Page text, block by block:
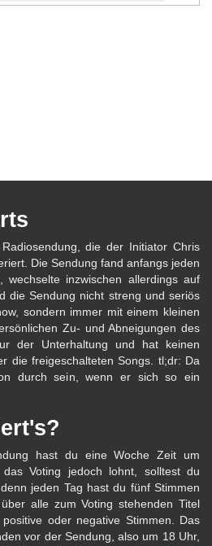
die der Initiator Chris
Die Sendung fand anfangs jeden
inzwischen allerdings auf
die Sendung nicht streng und seriös
sondern immer mit einem kleinen
Zu- und Abneigungen des
der Unterhaltung und hat keinen
die freigeschalteten Songs. tl;dr: Da
durch sein, wenn er sich so ein
hast du eine Woche Zeit um
Voting jedoch lohnt, solltest du
jeden Tag hast du fünf Stimmen
alle zum Voting stehenden Titel
oder negative Stimmen. Das
vor der Sendung, also um 18 Uhr,